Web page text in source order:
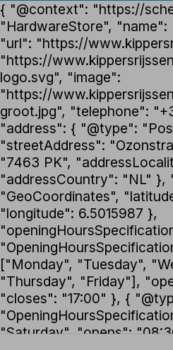
{ "@context": "https://
"HardwareStore", "name":
"url": "https://
"https://
logo.svg", "image":
"https://
groot.jpg", "telephone":
"address": { "@type":
"streetAddress":
"7463 PK",
"addressCountry": "NL" },
"GeoCoordinates",
"longitude": 6.5015987 },
["Monday", "Tuesday",
"Thursday", "Friday"],
"closes": "17:00" }, {
"Saturday", "opens":